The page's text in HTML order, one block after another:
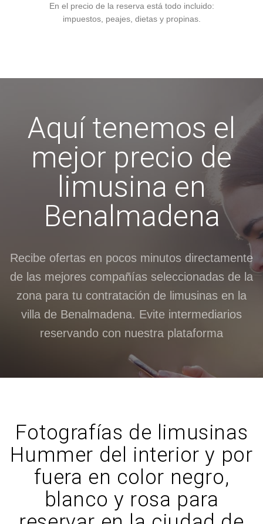
En el precio de la reserva está todo incluido:
impuestos, peajes, dietas y propinas.
Aquí tenemos el
mejor precio de
limusina en
Benalmadena
Recibe ofertas en pocos minutos directamente
de las mejores compañías seleccionadas de la
zona para tu contratación de limusinas en la
villa de Benalmadena. Evite intermediarios
reservando con nuestra plataforma
Fotografías de limusinas
Hummer del interior y por
fuera en color negro,
blanco y rosa para